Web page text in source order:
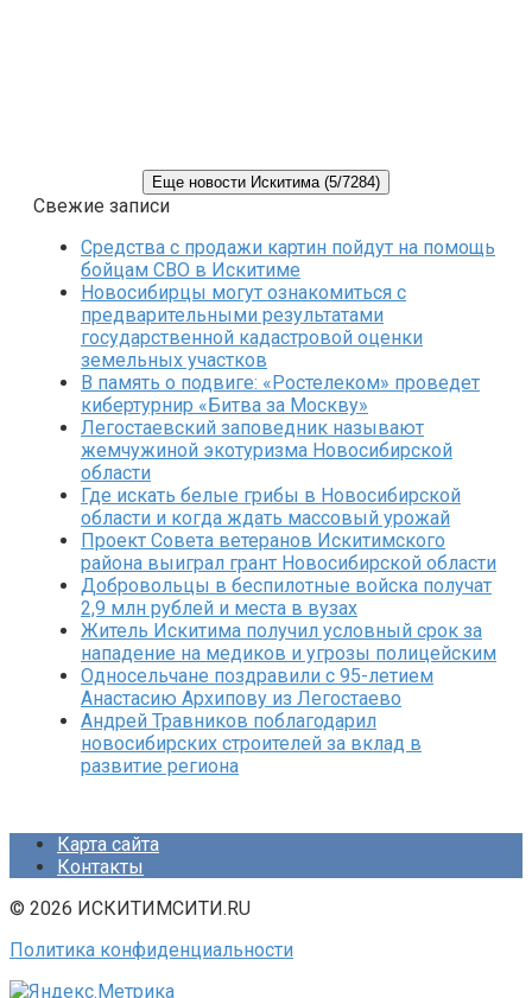
Еще новости Искитима (5/7284)
Свежие записи
Средства с продажи картин пойдут на помощь
бойцам СВО в Искитиме
Новосибирцы могут ознакомиться с
предварительными результатами
государственной кадастровой оценки
земельных участков
В память о подвиге: «Ростелеком» проведет
кибертурнир «Битва за Москву»
Легостаевский заповедник называют
жемчужиной экотуризма Новосибирской
области
Где искать белые грибы в Новосибирской
области и когда ждать массовый урожай
Проект Совета ветеранов Искитимского
района выиграл грант Новосибирской области
Добровольцы в беспилотные войска получат
2,9 млн рублей и места в вузах
Житель Искитима получил условный срок за
нападение на медиков и угрозы полицейским
Односельчане поздравили с 95-летием
Анастасию Архипову из Легостаево
Андрей Травников поблагодарил
новосибирских строителей за вклад в
развитие региона
Карта сайта
Контакты
© 2026 ИСКИТИМСИТИ.RU
Политика конфиденциальности